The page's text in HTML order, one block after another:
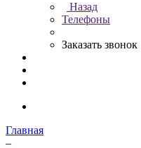
Назад
Телефоны
Заказать звонок
Главная
–